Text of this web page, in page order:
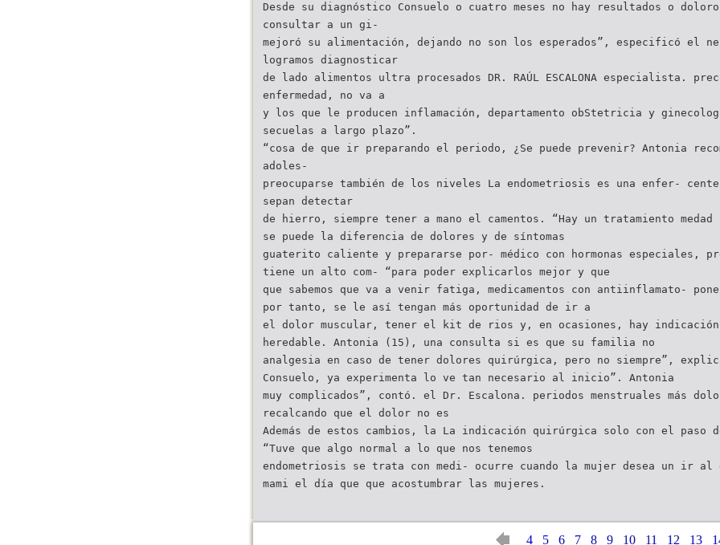
Desde su diagnóstico Consuelo o cuatro meses no hay resultados o
consultar a un gi-
mejoró su alimentación, dejando no son los esperados”, especificó el
logramos diagnosticar
de lado alimentos ultra procesados DR. RAÚL ESCALONA especialista.
enfermedad, no va a
y los que le producen inflamación, departamento obStetricia y
secuelas a largo plazo”.
“cosa de que ir preparando el periodo, ¿Se puede prevenir? Antonia
adoles-
preocuparse también de los niveles La endometriosis es una enfer-
sepan detectar
de hierro, siempre tener a mano el camentos. “Hay un tratamiento
se puede la diferencia de dolores y de síntomas
guaterito caliente y prepararse por- médico con hormonas especiales,
tiene un alto com- “para poder explicarlos mejor y que
que sabemos que va a venir fatiga, medicamentos con antiinflamato-
por tanto, se le así tengan más oportunidad de ir a
el dolor muscular, tener el kit de rios y, en ocasiones, hay indicación
heredable. Antonia (15), una consulta si es que su familia no
analgesia en caso de tener dolores quirúrgica, pero no siempre”,
Consuelo, ya experimenta lo ve tan necesario al inicio”. Antonia
muy complicados”, contó. el Dr. Escalona. periodos menstruales más
recalcando que el dolor no es
Además de estos cambios, la La indicación quirúrgica solo con el paso
“Tuve que algo normal a lo que nos tenemos
endometriosis se trata con medi- ocurre cuando la mujer desea un ir al
mami el día que que acostumbrar las mujeres.
4 5 6 7 8 9 10 11 12 13